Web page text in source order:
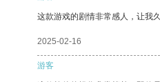
这款游戏的剧情非常感人，让我
2025-02-16
游客